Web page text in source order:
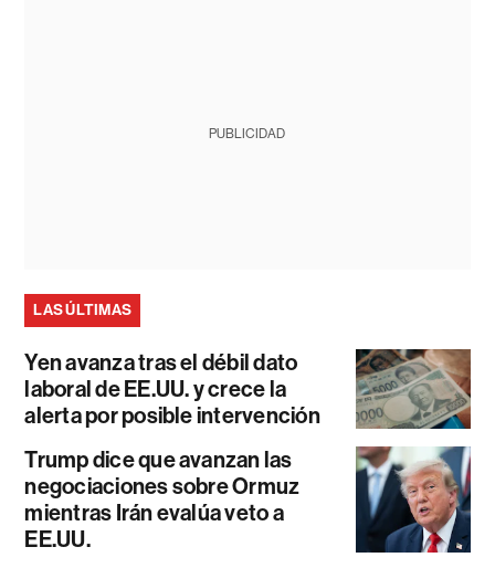
PUBLICIDAD
LAS ÚLTIMAS
Yen avanza tras el débil dato
laboral de EE.UU. y crece la
alerta por posible intervención
Trump dice que avanzan las
negociaciones sobre Ormuz
mientras Irán evalúa veto a
EE.UU.